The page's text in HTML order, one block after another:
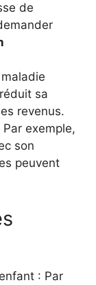
de
sa
revenus.
exemple,
son
peuvent
: Par